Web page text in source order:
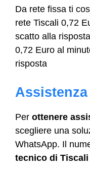
Da rete fissa ti
rete Tiscali 0,72
scatto alla
0,72 Euro al
risposta
Per ottenere
scegliere una
WhatsApp. Il
tecnico di